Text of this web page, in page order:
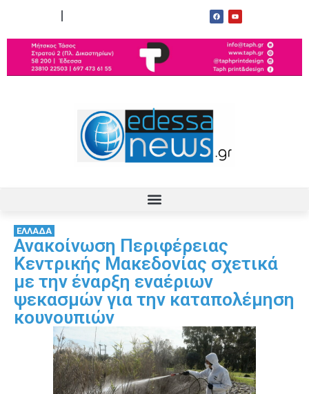
ΕΛΛΑΔΑ
Ανακοίνωση Περιφέρειας
Κεντρικής Μακεδονίας σχετικά
με την έναρξη εναέριων
ψεκασμών για την καταπολέμηση
κουνουπιών